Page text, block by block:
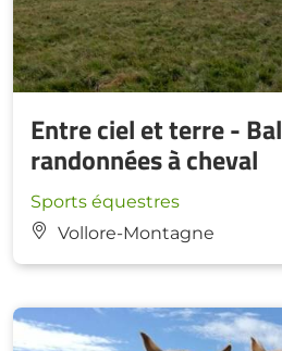
Entre ciel et terre -
randonnées à cheval
Sports équestres
Vollore-Montagne